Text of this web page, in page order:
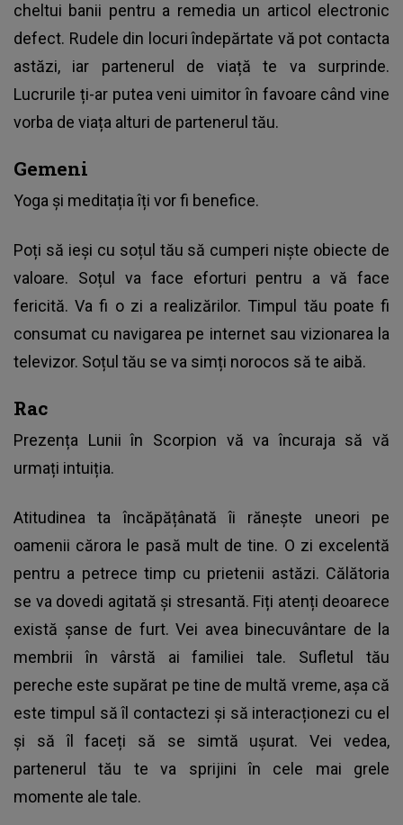
cheltui banii pentru a remedia un articol electronic
defect. Rudele din locuri îndepărtate vă pot contacta
astăzi, iar partenerul de viață te va surprinde.
Lucrurile ți-ar putea veni uimitor în favoare când vine
vorba de viața alturi de partenerul tău.
Gemeni
Yoga și meditația îți vor fi benefice.
Poți să ieși cu soțul tău să cumperi niște obiecte de
valoare. Soțul va face eforturi pentru a vă face
fericită. Va fi o zi a realizărilor. Timpul tău poate fi
consumat cu navigarea pe internet sau vizionarea la
televizor. Soțul tău se va simți norocos să te aibă.
Rac
Prezența Lunii în Scorpion vă va încuraja să vă
urmați intuiția.
Atitudinea ta încăpățânată îi rănește uneori pe
oamenii cărora le pasă mult de tine. O zi excelentă
pentru a petrece timp cu prietenii astăzi. Călătoria
se va dovedi agitată și stresantă. Fiți atenți deoarece
există șanse de furt. Vei avea binecuvântare de la
membrii în vârstă ai familiei tale. Sufletul tău
pereche este supărat pe tine de multă vreme, așa că
este timpul să îl contactezi și să interacționezi cu el
și să îl faceți să se simtă ușurat. Vei vedea,
partenerul tău te va sprijini în cele mai grele
momente ale tale.